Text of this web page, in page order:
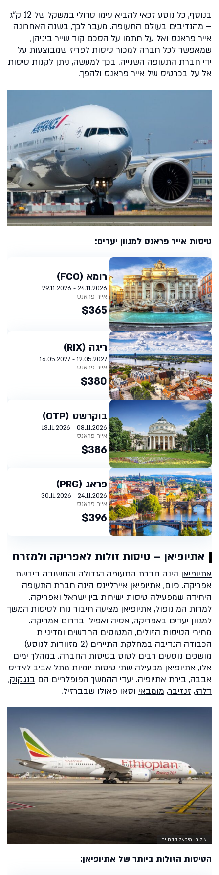
בנוסף, כל נוסע זכאי להביא עימו טרולי במשקל של 12 ק"ג
– מהנדיבים בעולם התעופה. מעבר לכך, בשנה האחרונה
אייר פראנס ואל על חתמו על הסכם קוד שייר ביניהן,
שמאפשר לכל חברה למכור טיסות לפריז שמבוצעות על
ידי חברת התעופה השנייה. בכך למעשה, ניתן לקנות טיסות
אל על בכרטיס של אייר פראנס ולהפך.
טיסות אייר פראנס למגוון יעדים:
רומא (FCO)
24.11.2026 - 29.11.2026
אייר פראנס
$365
ריגה (RIX)
12.05.2027 - 16.05.2027
אייר פראנס
$380
בוקרשט (OTP)
08.11.2026 - 13.11.2026
אייר פראנס
$386
פראג (PRG)
24.11.2026 - 30.11.2026
אייר פראנס
$396
אתיופיאן – טיסות זולות לאפריקה ולמזרח
אתיופיאן הינה חברת התעופה הגדולה והחשובה ביבשת
אפריקה. כיום, אתיופיאן איירליינס הינה חברת התעופה
היחידה שמפעילה טיסות ישירות בין ישראל ואפריקה.
למרות המונופול, אתיופיאן מציעה חיבור נוח לטיסות המשך
למגוון יעדים באפריקה, אסיה ואפילו בדרום אמריקה.
מחירי הטיסות הזולים, המטוסים החדשים ומדיניות
הכבודה הנדיבה במחלקת התיירים (2 מזוודות לנוסע)
מושכים נוסעים רבים לטוס בטיסות החברה. במהלך ימים
אלו, אתיופיאן מפעילה שתי טיסות יומיות מתל אביב לאדיס
אבבה, בירת אתיופיה. יעדי ההמשך הפופלריים הם בנגקוק,
דלהי, זנזיבר, מומבאי וסאו פאולו שבברזיל.
צילום: מיכאל קבחייב
הטיסות הזולות ביותר של אתיופיאן: